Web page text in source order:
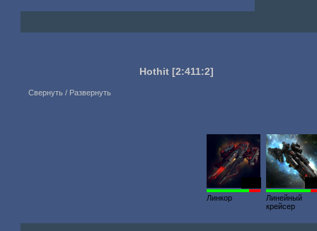
Hothit [2:411:2]
Свернуть / Развернуть
Линкор
Линейный
крейсер